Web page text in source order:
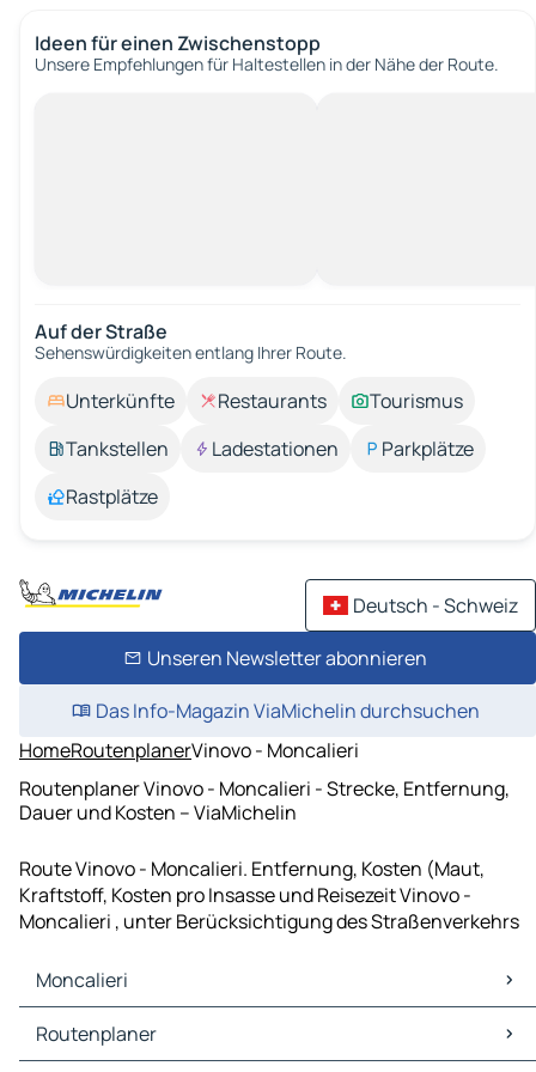
Ideen für einen Zwischenstopp
Unsere Empfehlungen für Haltestellen in der Nähe der Route.
Auf der Straße
Sehenswürdigkeiten entlang Ihrer Route.
Unterkünfte Restaurants
Tourismus
Tankstellen
Ladestationen
Parkplätze
Rastplätze
Deutsch - Schweiz
Unseren Newsletter abonnieren
Das Info-Magazin ViaMichelin durchsuchen
HomeRoutenplanerVinovo - Moncalieri
Routenplaner Vinovo - Moncalieri - Strecke, Entfernung,
Dauer und Kosten – ViaMichelin
Route Vinovo - Moncalieri. Entfernung, Kosten (Maut,
Kraftstoff, Kosten pro Insasse und Reisezeit Vinovo -
Moncalieri , unter Berücksichtigung des Straßenverkehrs
Moncalieri
Moncalieri Karten Stadtplan
Moncalieri Verkehr
Routenplaner